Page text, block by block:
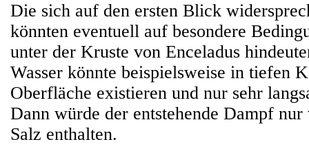
Die sich auf den ersten Blick
könnten eventuell auf besondere
unter der Kruste von Enceladus
Wasser könnte beispielsweise in tiefen
Oberfläche existieren und nur sehr
Dann würde der entstehende Dampf
Salz enthalten.